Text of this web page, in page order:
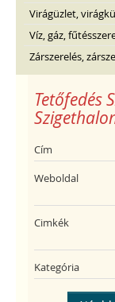
Virágüzlet,
Víz, gáz,
Zárszerelés,
Tetőfedés
Cím
Weboldal
Cimkék
Kategória